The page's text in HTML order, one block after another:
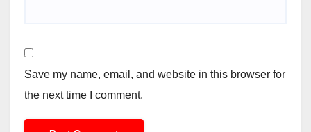
Save my name, email, and website in this browser for
the next time I comment.